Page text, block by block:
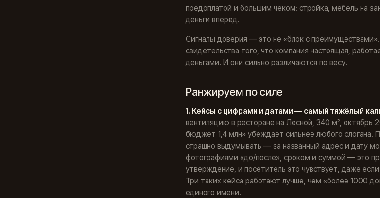
предоплатой и большим чеком: стройка, мебель на
деньги вперёд.
Сигналы доверия — это не «блок с
свидетельства того, что компания настоящая,
деньгами. И они сильно различаются по весу.
Ранжируем по силе
1. Кейсы с цифрами и датами — самый тяжёлый
вентиляцию в ресторане на Лесной, 340 м², октябрь
бюджет 1,4 млн» убеждает сильнее любого слогана.
страшно выдумывать — за названный адрес и дату
фотографиями «до/после», сроком и суммой — это
утверждение, и посетитель это чувствует, даже
Три таких кейса работают лучше, чем «более 1000
единого имени.